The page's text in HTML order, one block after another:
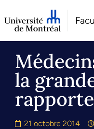
la
rapporte
21 octobre 2014